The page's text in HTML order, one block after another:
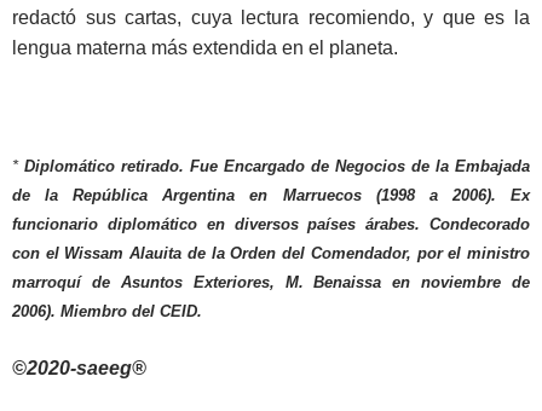
redactó sus cartas, cuya lectura recomiendo, y que es la
lengua materna más extendida en el planeta.
* Diplomático retirado. Fue Encargado de Negocios de la Embajada
de la República Argentina en Marruecos (1998 a 2006). Ex
funcionario diplomático en diversos países árabes. Condecorado
con el Wissam Alauita de la Orden del Comendador, por el ministro
marroquí de Asuntos Exteriores, M. Benaissa en noviembre de
2006). Miembro del CEID.
©2020-saeeg®